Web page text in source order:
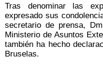
Tras denominar las
expresado sus
secretario de prensa,
Ministerio de Asuntos
también ha hecho
Bruselas.